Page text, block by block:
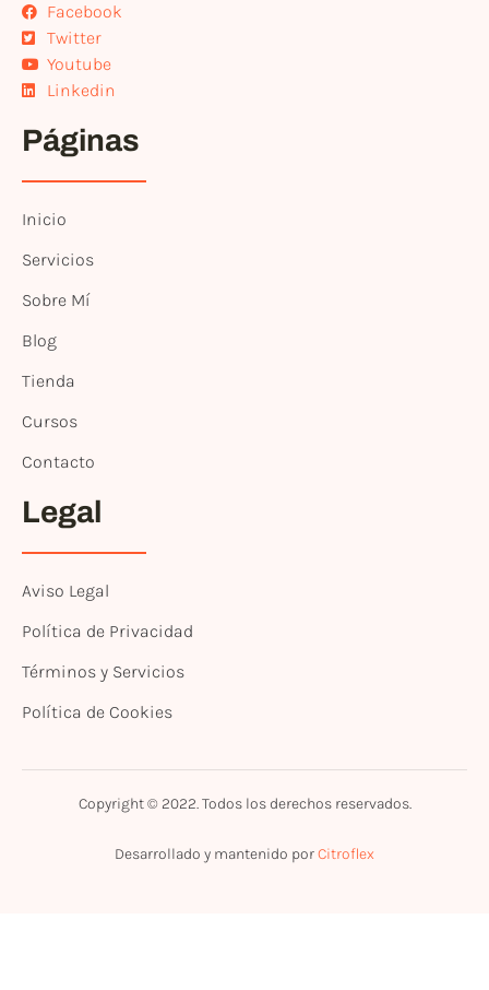
Facebook
Twitter
Youtube
Linkedin
Páginas
Inicio
Servicios
Sobre Mí
Blog
Tienda
Cursos
Contacto
Legal
Aviso Legal
Política de Privacidad
Términos y Servicios
Política de Cookies
Copyright © 2022. Todos los derechos reservados.
Desarrollado y mantenido porCitroflex